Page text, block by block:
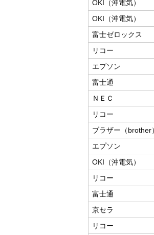
OKI（沖電気）
OKI（沖電気）
富士ゼロックス
リコー
エプソン
富士通
ＮＥＣ
リコー
ブラザー（brother）
エプソン
OKI（沖電気）
リコー
富士通
京セラ
リコー